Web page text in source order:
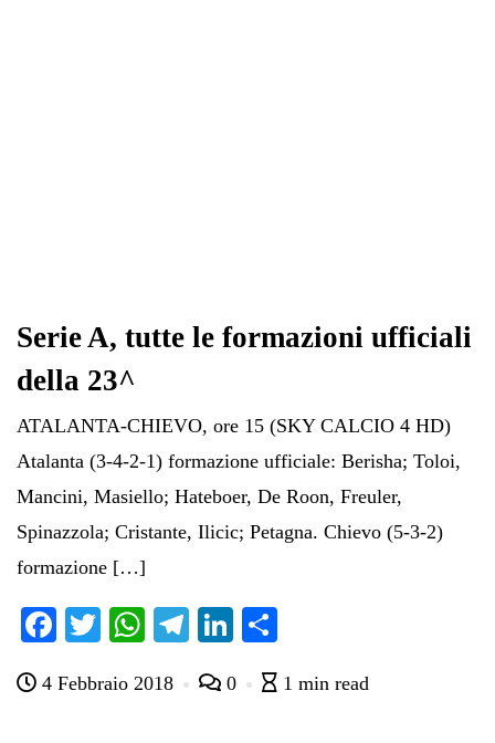
Serie A, tutte le formazioni ufficiali
della 23^
ATALANTA-CHIEVO, ore 15 (SKY CALCIO 4 HD)
Atalanta (3-4-2-1) formazione ufficiale: Berisha; Toloi,
Mancini, Masiello; Hateboer, De Roon, Freuler,
Spinazzola; Cristante, Ilicic; Petagna. Chievo (5-3-2)
formazione […]
Fa
bo
T
tte
W
ts
Te
gr
Li
ed di
4 Febbraio 2018 0 1 min read